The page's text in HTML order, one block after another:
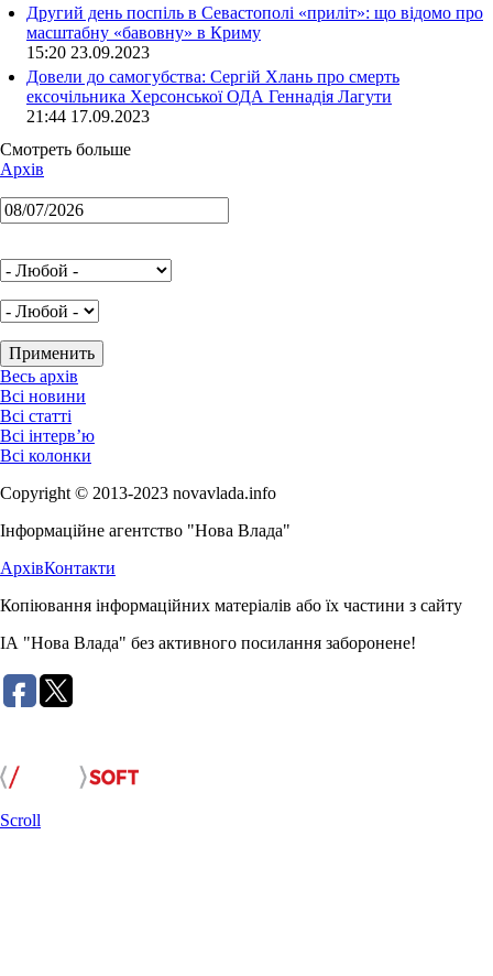
Другий день поспіль в Севастополі «приліт»: що відомо про
масштабну «бавовну» в Криму
15:20 23.09.2023
Довели до самогубства: Сергій Хлань про смерть
ексочільника Херсонської ОДА Геннадія Лагути
21:44 17.09.2023
Смотреть больше
Архів
Весь архів
Всі новини
Всі статті
Всі інтерв’ю
Всі колонки
Copyright © 2013-2023 novavlada.info
Інформаційне агентство "Нова Влада"
АрхівКонтакти
Копіювання інформаційних матеріалів або їх частини з сайту
ІА "Нова Влада" без активного посилання заборонене!
Scroll